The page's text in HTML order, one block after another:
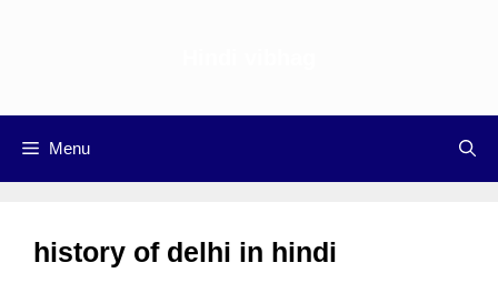
Menu
history of delhi in hindi